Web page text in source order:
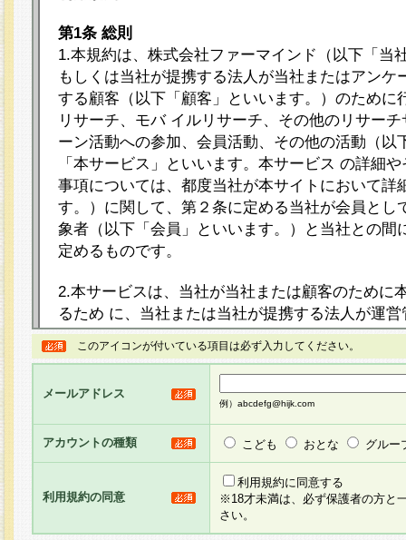
第1条 総則
1.本規約は、株式会社ファーマインド（以下「当
もしくは当社が提携する法人が当社またはアンケ
する顧客（以下「顧客」といいます。）のために
リサーチ、モバ イルリサーチ、その他のリサー
ーン活動への参加、会員活動、その他の活動（以
「本サービス」といいます。本サービス の詳細
事項については、都度当社が本サイトにおいて詳
す。）に関して、第２条に定める当社が会員とし
象者（以下「会員」といいます。）と当社との間
定めるものです。
2.本サービスは、当社が当社または顧客のために
るため に、当社または当社が提携する法人が運
ト（以下「本サイト」といいます。）上に本サー
ージを設け、会員がアンケー ト調査に回答する
し、その結果を当社が集計・分析その他の利用を
るものです。なお、本サービスは、それぞれの目
員に対して本サービスの依頼を行うこともあり、
た全ての会員に対して本サービスの依頼をすると
りま す。
3.当社は、会員の事前の承諾を得ることなく、当
方 法・手段にて、本規約を任意に制定、変更ま
このアイコンが付いている項目は必ず入力してください。
メールアドレス
例）abcdefg@hijk.com
アカウントの種類 こども おとな グルー
利用規約の同意
利用規約に同意する
※18才未満は、必ず保護者の方と
さい。